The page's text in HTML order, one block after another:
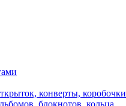
конверты, коробочки
блокнотов, кольца